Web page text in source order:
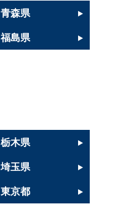
青森県
福島県
栃木県
埼玉県
東京都